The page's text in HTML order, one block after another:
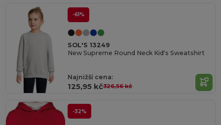
-61%
SOL'S 13249
New Supreme Round Neck Kid's Sweatshirt
Najnižší cena:
125,95 kč326,56 kč
-32%